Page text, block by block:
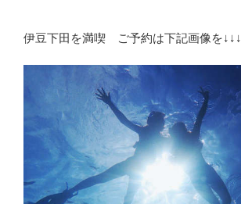
伊豆下田を満喫 ご予約は下記画像を↓↓↓